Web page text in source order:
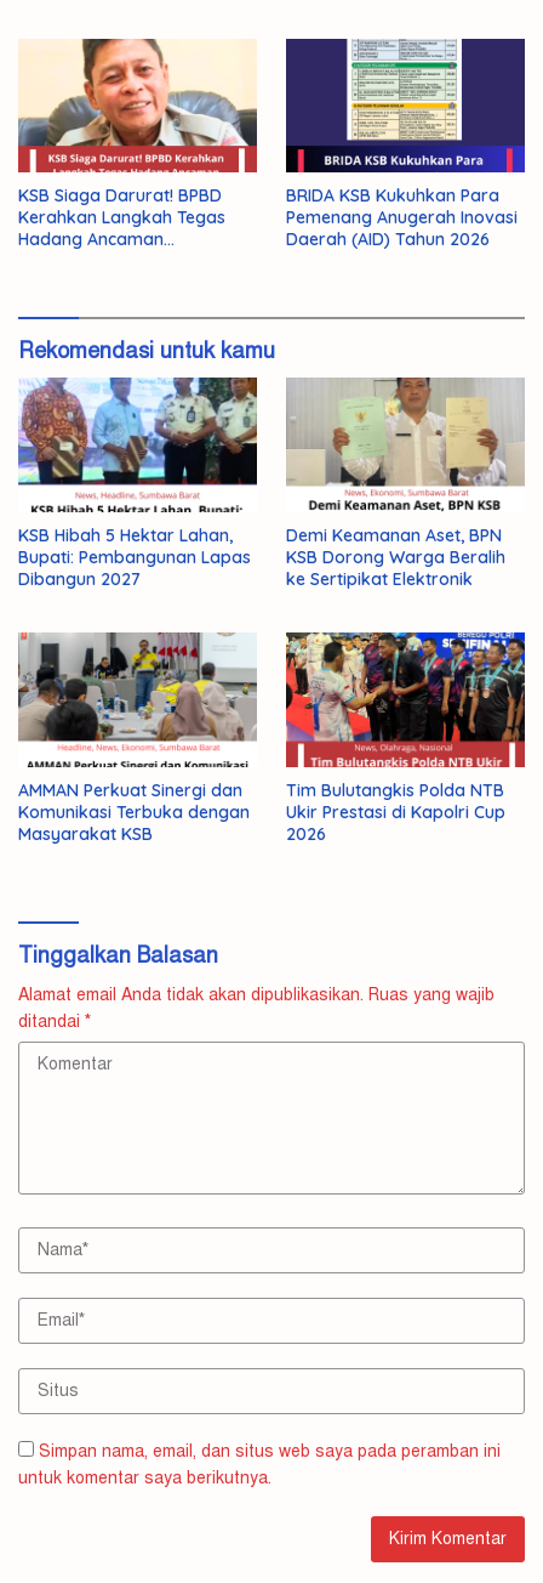
KSB Siaga Darurat! BPBD
Kerahkan Langkah Tegas
Hadang Ancaman
BRIDA KSB Kukuhkan Para
Pemenang Anugerah Inovasi
Daerah (AID) Tahun 2026
Rekomendasi untuk kamu
KSB Hibah 5 Hektar Lahan,
Bupati: Pembangunan Lapas
Dibangun 2027
Demi Keamanan Aset, BPN
KSB Dorong Warga Beralih
ke Sertipikat Elektronik
AMMAN Perkuat Sinergi dan
Komunikasi Terbuka dengan
Masyarakat KSB
Tim Bulutangkis Polda NTB
Ukir Prestasi di Kapolri Cup
2026
Tinggalkan Balasan
Alamat email Anda tidak akan dipublikasikan. Ruas yang wajib
ditandai *
Simpan nama, email, dan situs web saya pada peramban ini
untuk komentar saya berikutnya.